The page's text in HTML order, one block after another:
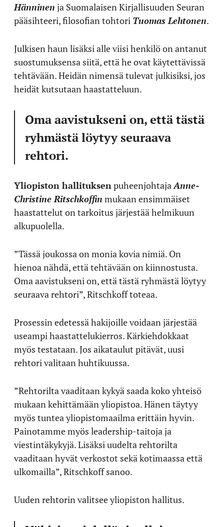
Hänninen ja Suomalaisen Kirjallisuuden Seuran
pääsihteeri, filosofian tohtori Tuomas Lehtonen.
Julkisen haun lisäksi alle viisi henkilö on antanut
suostumuksensa siitä, että he ovat käytettävissä
tehtävään. Heidän nimensä tulevat julkisiksi, jos
heidät kutsutaan haastatteluun.
Oma aavistukseni on, että tästä
ryhmästä löytyy seuraava
rehtori.
Yliopiston hallituksen puheenjohtaja Anne-
Christine Ritschkoffin mukaan ensimmäiset
haastattelut on tarkoitus järjestää helmikuun
alkupuolella.
”Tässä joukossa on monia kovia nimiä. On
hienoa nähdä, että tehtävään on kiinnostusta.
Oma aavistukseni on, että tästä ryhmästä löytyy
seuraava rehtori”, Ritschkoff toteaa.
Prosessin edetessä hakijoille voidaan järjestää
useampi haastattelukierros. Kärkiehdokkaat
myös testataan. Jos aikataulut pitävät, uusi
rehtori valitaan huhtikuussa.
”Rehtorilta vaaditaan kykyä saada koko yhteisö
mukaan kehittämään yliopistoa. Hänen täytyy
myös tuntea yliopistomaailma erittäin hyvin.
Painotamme myös leadership-taitoja ja
viestintäkykyjä. Lisäksi uudelta rehtorilta
vaaditaan hyvät verkostot sekä kotimaassa että
ulkomailla”, Ritschkoff sanoo.
Uuden rehtorin valitsee yliopiston hallitus.